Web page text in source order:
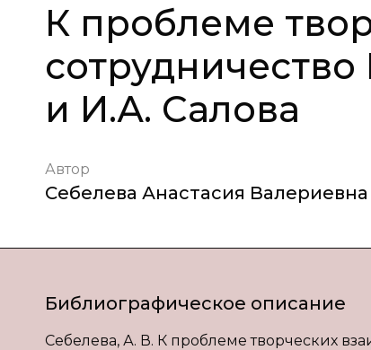
К проблеме
и И.А. Салова
Автор
Себелева Анастасия Валериевна
Библиографическое описание
Себелева, А. В. К проблеме творческих